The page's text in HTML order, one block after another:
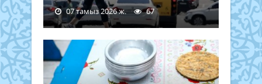
07 тамыз 2026 ж. 67